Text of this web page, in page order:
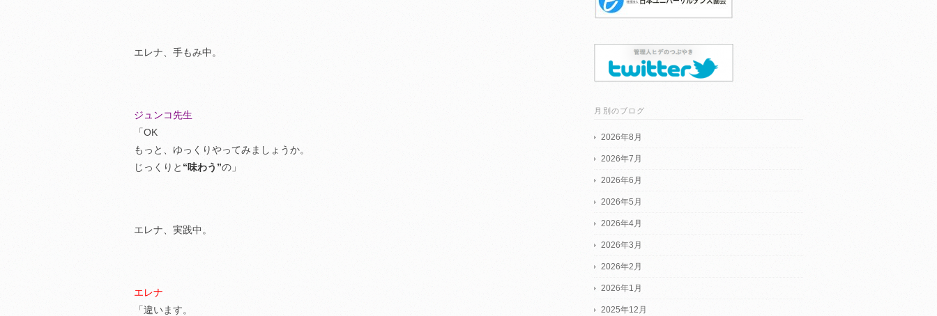
エレナ、手もみ中。
ジュンコ先生
「OK
もっと、ゆっくりやってみましょうか。
じっくりと “味わう”の」
エレナ、実践中。
エレナ
「違います。
月別のブログ
2026年8月
2026年7月
2026年6月
2026年5月
2026年4月
2026年3月
2026年2月
2026年1月
2025年12月